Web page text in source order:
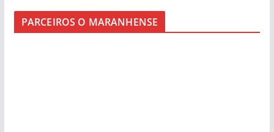
PARCEIROS O MARANHENSE